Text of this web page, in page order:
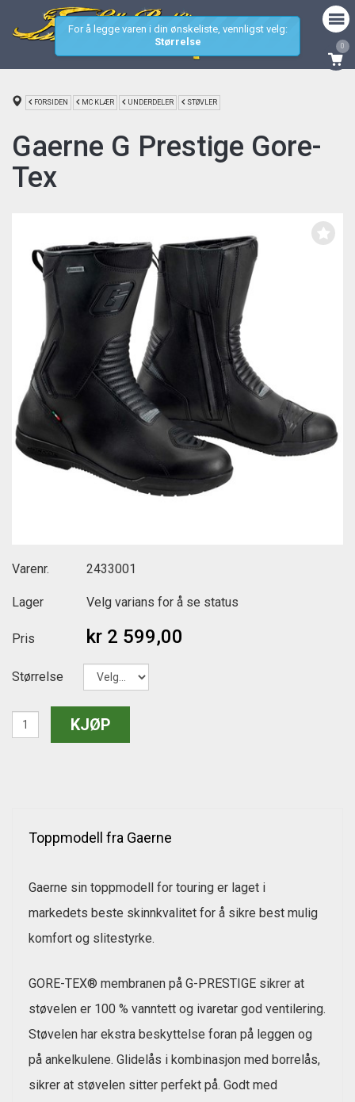
0
FORSIDEN MC KLÆR UNDERDELER STØVLER
Gaerne G Prestige Gore-
Tex
Varenr. 2433001
Lager Velg varians for å se status
Pris kr 2 599,00
Størrelse
Toppmodell fra Gaerne
Gaerne sin toppmodell for touring er laget i
markedets beste skinnkvalitet for å sikre best mulig
komfort og slitestyrke.
GORE-TEX® membranen på G-PRESTIGE sikrer at
støvelen er 100 % vanntett og ivaretar god ventilering.
Støvelen har ekstra beskyttelse foran på leggen og
på ankelkulene. Glidelås i kombinasjon med borrelås,
sikrer at støvelen sitter perfekt på. Godt med
For å legge varen i din ønskeliste, vennligst velg:
Størrelse